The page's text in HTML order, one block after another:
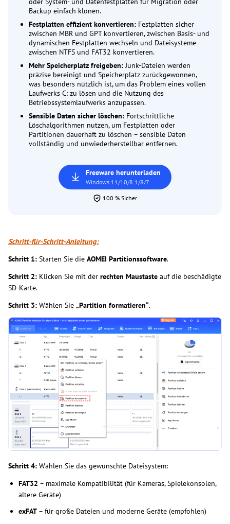
Backup einfach klonen.
Festplatten effizient konvertieren: Festplatten sicher
zwischen MBR und GPT konvertieren, zwischen Basis- und
dynamischen Festplatten wechseln und Dateisysteme
zwischen NTFS und FAT32 konvertieren.
Mehr Speicherplatz freigeben:Junk-Dateien werden
präzise bereinigt und Speicherplatz zurückgewonnen,
was besonders nützlich ist, um das Problem eines vollen
Laufwerks C: zu lösen und die Nutzung des
Betriebssystemlaufwerks anzupassen.
Sensible Daten sicher löschen: Fortschrittliche
Löschalgorithmen nutzen, um Festplatten oder
Partitionen dauerhaft zu löschen – sensible Daten
vollständig und unwiederherstellbar entfernen.
Freeware herunterladen
Windows 11/10/8.1/8/7
100 % Sicher
Schritt-für-Schritt-Anleitung:
Schritt 1: Starten Sie die AOMEI Partitionssoftware.
Schritt 2: Klicken Sie mit der rechten Maustaste auf die beschädigte
SD-Karte.
Schritt 3: Wählen Sie „Partition formatieren“.
Schritt 4: Wählen Sie das gewünschte Dateisystem:
FAT32 – maximale Kompatibilität (für Kameras, Spielekonsolen,
ältere Geräte)
exFAT – für große Dateien und moderne Geräte (empfohlen)